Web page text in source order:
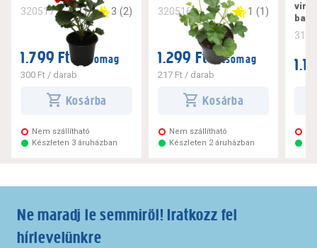
320517 3 (2)
1.799 Ft / csomag
300 Ft / darab
Kosárba
Nem szállítható
Készleten 3 áruházban
320516 1 (1)
1.299 Ft / csomag
217 Ft/ darab
Kosárba
Nem szállítható
Készleten 2 áruházban
Ne maradj le semmiről! Iratkozz fel
hírlevelünkre